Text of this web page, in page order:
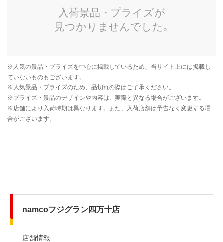
namcoフジグラン四万十店
店舗情報